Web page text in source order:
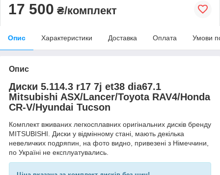
17 500 ₴/комплект
Опис Характеристики Доставка Оплата Умови
Опис
Диски 5.114.3 r17 7j et38 dia67.1
Mitsubishi ASX/Lancer/Toyota RAV4/Honda
CR-V/Hyundai Tucson
Комплект вживаних легкосплавних оригінальних дисків бренду
MITSUBISHI. Диски у відмінному стані, мають декілька
невеличких подряпин, на фото видно, привезені з Німеччини,
по Україні не експлуатувались.